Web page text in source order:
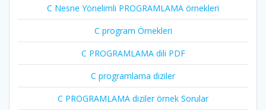
C Nesne Yönelimli PROGRAMLAMA örnekleri
C program Örnekleri
C PROGRAMLAMA dili PDF
C programlama diziler
C PROGRAMLAMA diziler örnek Sorular